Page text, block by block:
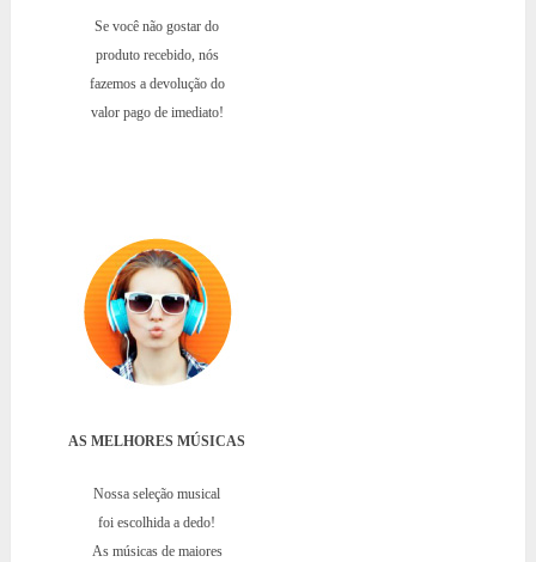
Se você não gostar do
produto recebido, nós
fazemos a devolução do
valor pago de imediato!
AS MELHORES MÚSICAS
Nossa seleção musical
foi escolhida a dedo!
As músicas de maiores